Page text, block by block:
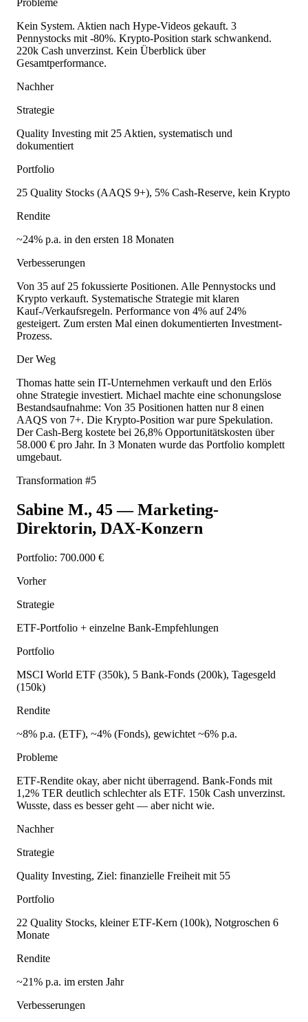
Probleme
Kein System. Aktien nach Hype-Videos gekauft. 3
Pennystocks mit -80%. Krypto-Position stark schwankend.
220k Cash unverzinst. Kein Überblick über
Gesamtperformance.
Nachher
Strategie
Quality Investing mit 25 Aktien, systematisch und
dokumentiert
Portfolio
25 Quality Stocks (AAQS 9+), 5% Cash-Reserve, kein Krypto
Rendite
~24% p.a. in den ersten 18 Monaten
Verbesserungen
Von 35 auf 25 fokussierte Positionen. Alle Pennystocks und
Krypto verkauft. Systematische Strategie mit klaren
Kauf-/Verkaufsregeln. Performance von 4% auf 24%
gesteigert. Zum ersten Mal einen dokumentierten Investment-
Prozess.
Der Weg
Thomas hatte sein IT-Unternehmen verkauft und den Erlös
ohne Strategie investiert. Michael machte eine schonungslose
Bestandsaufnahme: Von 35 Positionen hatten nur 8 einen
AAQS von 7+. Die Krypto-Position war pure Spekulation.
Der Cash-Berg kostete bei 26,8% Opportunitätskosten über
58.000 € pro Jahr. In 3 Monaten wurde das Portfolio komplett
umgebaut.
Transformation #5
Sabine M., 45—Marketing-
Direktorin, DAX-Konzern
Portfolio: 700.000 €
Vorher
Strategie
ETF-Portfolio + einzelne Bank-Empfehlungen
Portfolio
MSCI World ETF (350k), 5 Bank-Fonds (200k), Tagesgeld
(150k)
Rendite
~8% p.a. (ETF), ~4% (Fonds), gewichtet ~6% p.a.
Probleme
ETF-Rendite okay, aber nicht überragend. Bank-Fonds mit
1,2% TER deutlich schlechter als ETF. 150k Cash unverzinst.
Wusste, dass es besser geht — aber nicht wie.
Nachher
Strategie
Quality Investing, Ziel: finanzielle Freiheit mit 55
Portfolio
22 Quality Stocks, kleiner ETF-Kern (100k), Notgroschen 6
Monate
Rendite
~21% p.a. im ersten Jahr
Verbesserungen